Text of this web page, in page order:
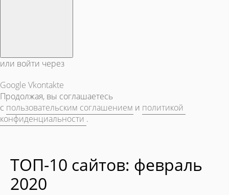
или войти через
Google Vkontakte
Продолжая, вы соглашаетесь
с пользовательским соглашением и политикой
конфиденциальности .
ТОП-10 сайтов: февраль
2020